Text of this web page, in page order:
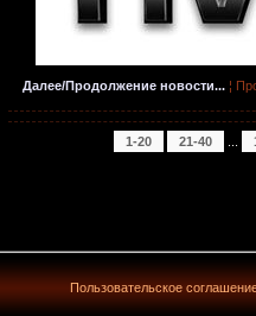
Далее/Продолжение новости... ¦
1-20 21-40
Пользовательское